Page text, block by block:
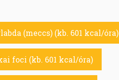
(meccs) (kb. 601 kcal/óra)
foci (kb. 601 kcal/óra)